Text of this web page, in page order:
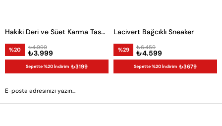
Hakiki Deri ve Süet Karma Tasarım Erkek Sneaker
%20 ₺3.999
₺4.999
Sepette %20 İndirim ₺3199
Lacivert Bağcıklı Sneaker
%29 ₺4.599
₺6.459
Sepette %20 İndirim ₺3679